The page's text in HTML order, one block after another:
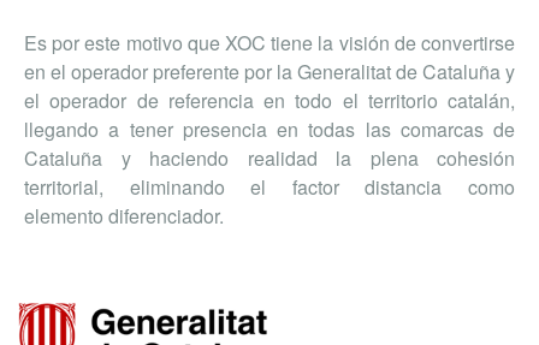
Es por este motivo que XOC tiene la visión de convertirse
en el operador preferente por la Generalitat de Cataluña y
el operador de referencia en todo el territorio catalán,
llegando a tener presencia en todas las comarcas de
Cataluña y haciendo realidad la plena cohesión
territorial, eliminando el factor distancia como
elemento diferenciador.